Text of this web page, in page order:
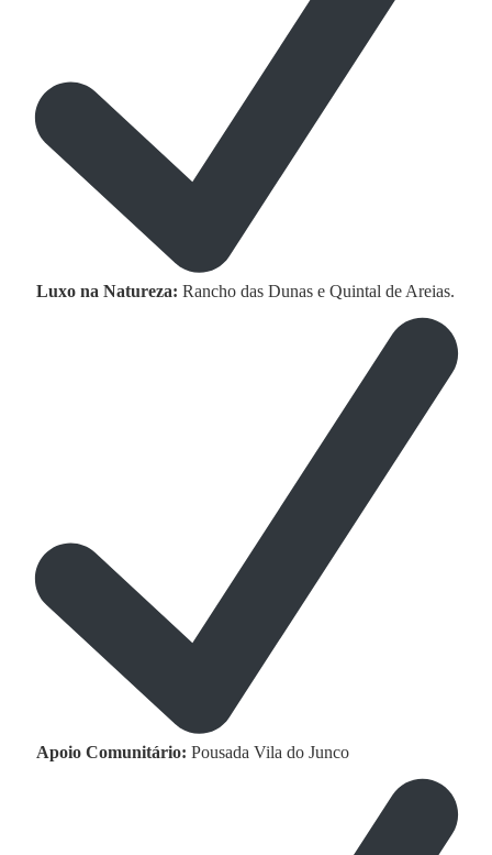
Luxo na Natureza: Rancho das Dunas e Quintal de Areias.
Apoio Comunitário: Pousada Vila do Junco